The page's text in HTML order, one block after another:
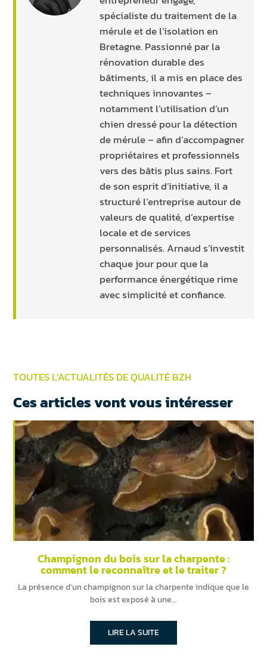
spécialiste du traitement de la
mérule et de l’isolation en
Bretagne. Passionné par la
rénovation durable des
bâtiments, il a mis en place des
techniques innovantes –
notamment l’utilisation d’un
chien dressé pour la détection
de mérule – afin d’accompagner
propriétaires et professionnels
vers des bâtis plus sains. Fort
de son esprit d’initiative, il a
structuré l’entreprise autour de
valeurs de qualité, d’expertise
locale et de services
personnalisés. Arnaud s’investit
chaque jour pour que la
performance énergétique rime
avec simplicité et confiance.
TOUTES L’ACTUALITÉS DE QUALITÉ BZH
Ces articles vont vous intéresser
Champignon du bois sur la charpente :
comment le reconnaître et le traiter ?
La présence d’un champignon sur la charpente indique que le
bois est exposé à une
LIRE LA SUITE